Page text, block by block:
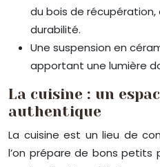
du bois de
durabilité.
Une suspension en
apportant une lumière
La cuisine : un
authentique
La cuisine est un lieu de
l’on prépare de bons petits